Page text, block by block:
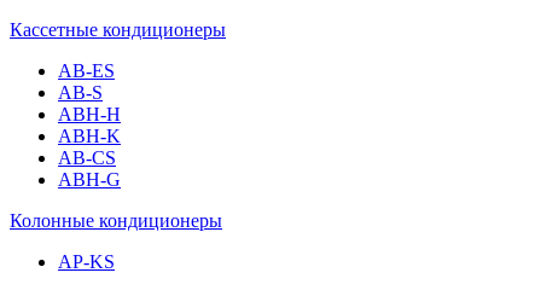
Кассетные кондиционеры
AB-ES
AB-S
ABH-H
ABH-K
AB-CS
ABH-G
Колонные кондиционеры
AP-KS